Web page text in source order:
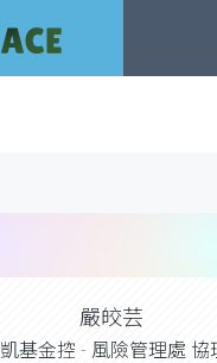
嚴皎芸
凱基金控 - 風險管理處 協